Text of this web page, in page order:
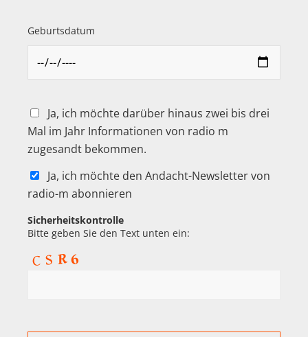
Geburtsdatum
Ja, ich möchte darüber hinaus zwei bis drei
Mal im Jahr Informationen von radio m
zugesandt bekommen.
Ja, ich möchte den Andacht-Newsletter von
radio-m abonnieren
Sicherheitskontrolle
Bitte geben Sie den Text unten ein: